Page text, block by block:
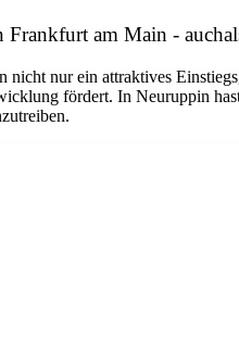
am Main -
nur ein attraktives
fördert. In Neuruppin